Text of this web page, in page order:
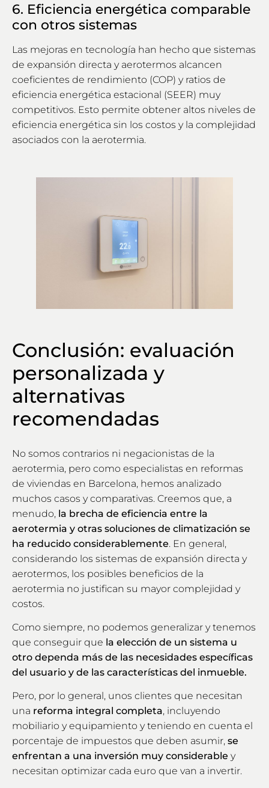
6. Eficiencia energética comparable
con otros sistemas
Las mejoras en tecnología han hecho que sistemas
de expansión directa y aerotermos alcancen
coeficientes de rendimiento (COP) y ratios de
eficiencia energética estacional (SEER) muy
competitivos. Esto permite obtener altos niveles de
eficiencia energética sin los costos y la complejidad
asociados con la aerotermia.
Conclusión: evaluación
personalizada y
alternativas
recomendadas
No somos contrarios ni negacionistas de la
aerotermia, pero como especialistas en reformas
de viviendas en Barcelona, hemos analizado
muchos casos y comparativas. Creemos que, a
menudo, la brecha de eficiencia entre la
aerotermia y otras soluciones de climatización se
ha reducido considerablemente. En general,
considerando los sistemas de expansión directa y
aerotermos, los posibles beneficios de la
aerotermia no justifican su mayor complejidad y
costos.
Como siempre, no podemos generalizar y tenemos
que conseguir que la elección de un sistema u
otro dependa más de las necesidades específicas
del usuario y de las características del inmueble.
Pero, por lo general, unos clientes que necesitan
una reforma integral completa, incluyendo
mobiliario y equipamiento y teniendo en cuenta el
porcentaje de impuestos que deben asumir, se
enfrentan a una inversión muy considerable y
necesitan optimizar cada euro que van a invertir.